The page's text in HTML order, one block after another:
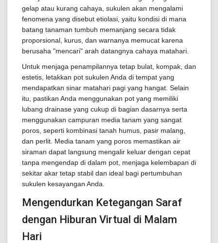
gelap atau kurang cahaya, sukulen akan mengalami
fenomena yang disebut etiolasi, yaitu kondisi di mana
batang tanaman tumbuh memanjang secara tidak
proporsional, kurus, dan warnanya memucat karena
berusaha "mencari" arah datangnya cahaya matahari.
Untuk menjaga penampilannya tetap bulat, kompak, dan
estetis, letakkan pot sukulen Anda di tempat yang
mendapatkan sinar matahari pagi yang hangat. Selain
itu, pastikan Anda menggunakan pot yang memiliki
lubang drainase yang cukup di bagian dasarnya serta
menggunakan campuran media tanam yang sangat
poros, seperti kombinasi tanah humus, pasir malang,
dan perlit. Media tanam yang poros memastikan air
siraman dapat langsung mengalir keluar dengan cepat
tanpa mengendap di dalam pot, menjaga kelembapan di
sekitar akar tetap stabil dan ideal bagi pertumbuhan
sukulen kesayangan Anda.
Mengendurkan Ketegangan Saraf
dengan Hiburan Virtual di Malam
Hari